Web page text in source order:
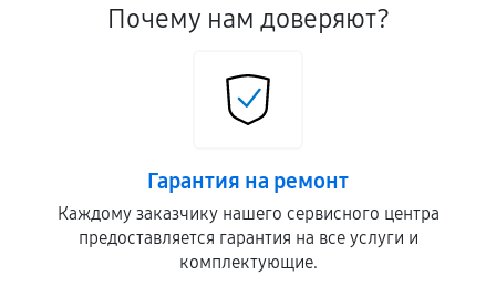
Почему нам доверяют?
Гарантия на ремонт
Каждому заказчику нашего сервисного центра
предоставляется гарантия на все услуги и
комплектующие.